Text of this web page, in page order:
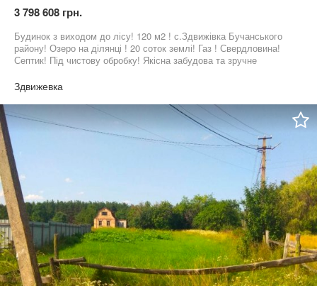
3 798 608 грн.
Будинок з виходом до лісу! 120 м2 ! с.Здвижівка Бучанського
району! Озеро на ділянці ! 20 соток землі! Газ ! Свердловина!
Септик! Під чистову обробку! Якісна забудова та зручне
Здвижевка